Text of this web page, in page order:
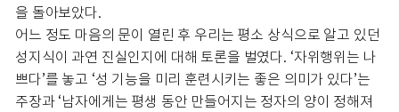
을 돌아보았다.
어느 정도 마음의 문이 열린 후 우리는 평소 상식으로 알고 있던
성지식이 과연 진실인지에 대해 토론을 벌였다. ‘자위행위는 나
쁘다’를 놓고 ‘성 기능을 미리 훈련시키는 좋은 의미가 있다’는
주장과 ‘남자에게는 평생 동안 만들어지는 정자의 양이 정해져